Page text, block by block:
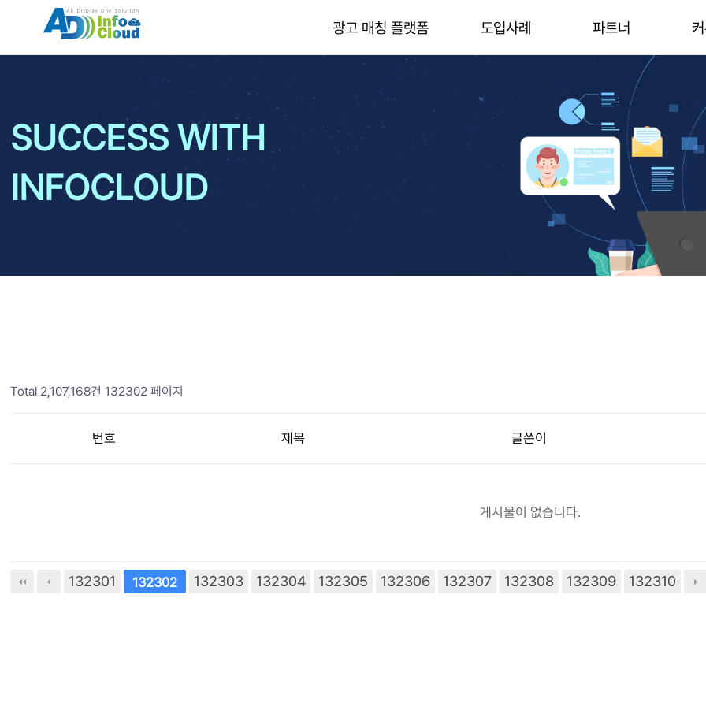
광고 매칭 플랫폼 도입사례 파트너
SUCCESS WITH
INFOCLOUD
Total 2,107,168건 132302 페이지
번호 제목 글쓴이
게시물이 없습니다.
132301 132302 132303 132304 132305 132306 132307 132308 132309 132310
다음 맨끝